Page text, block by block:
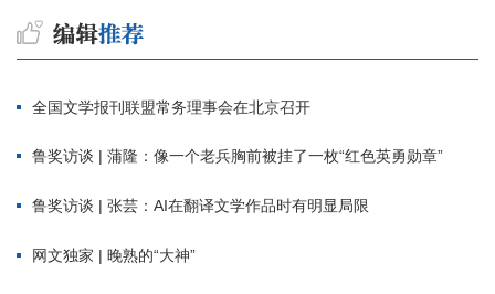
全国文学报刊联盟常务理事会在北京召开
鲁奖访谈 | 蒲隆：像一个老兵胸前被挂了一枚“红色英勇勋章”
鲁奖访谈 | 张芸：AI在翻译文学作品时有明显局限
网文独家 | 晚熟的“大神”